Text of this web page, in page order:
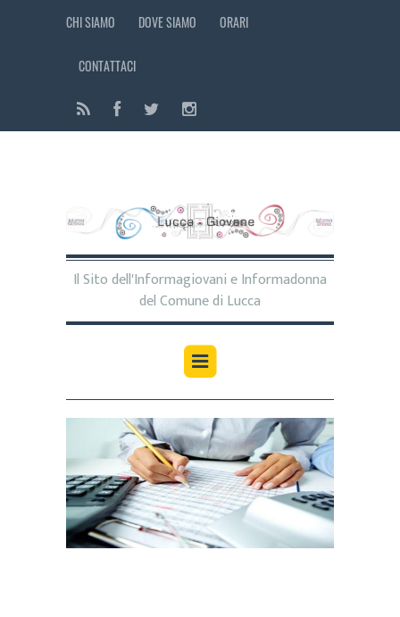
CHI SIAMO DOVE SIAMO ORARI
CONTATTACI
Il Sito dell'Informagiovani e Informadonna
del Comune di Lucca